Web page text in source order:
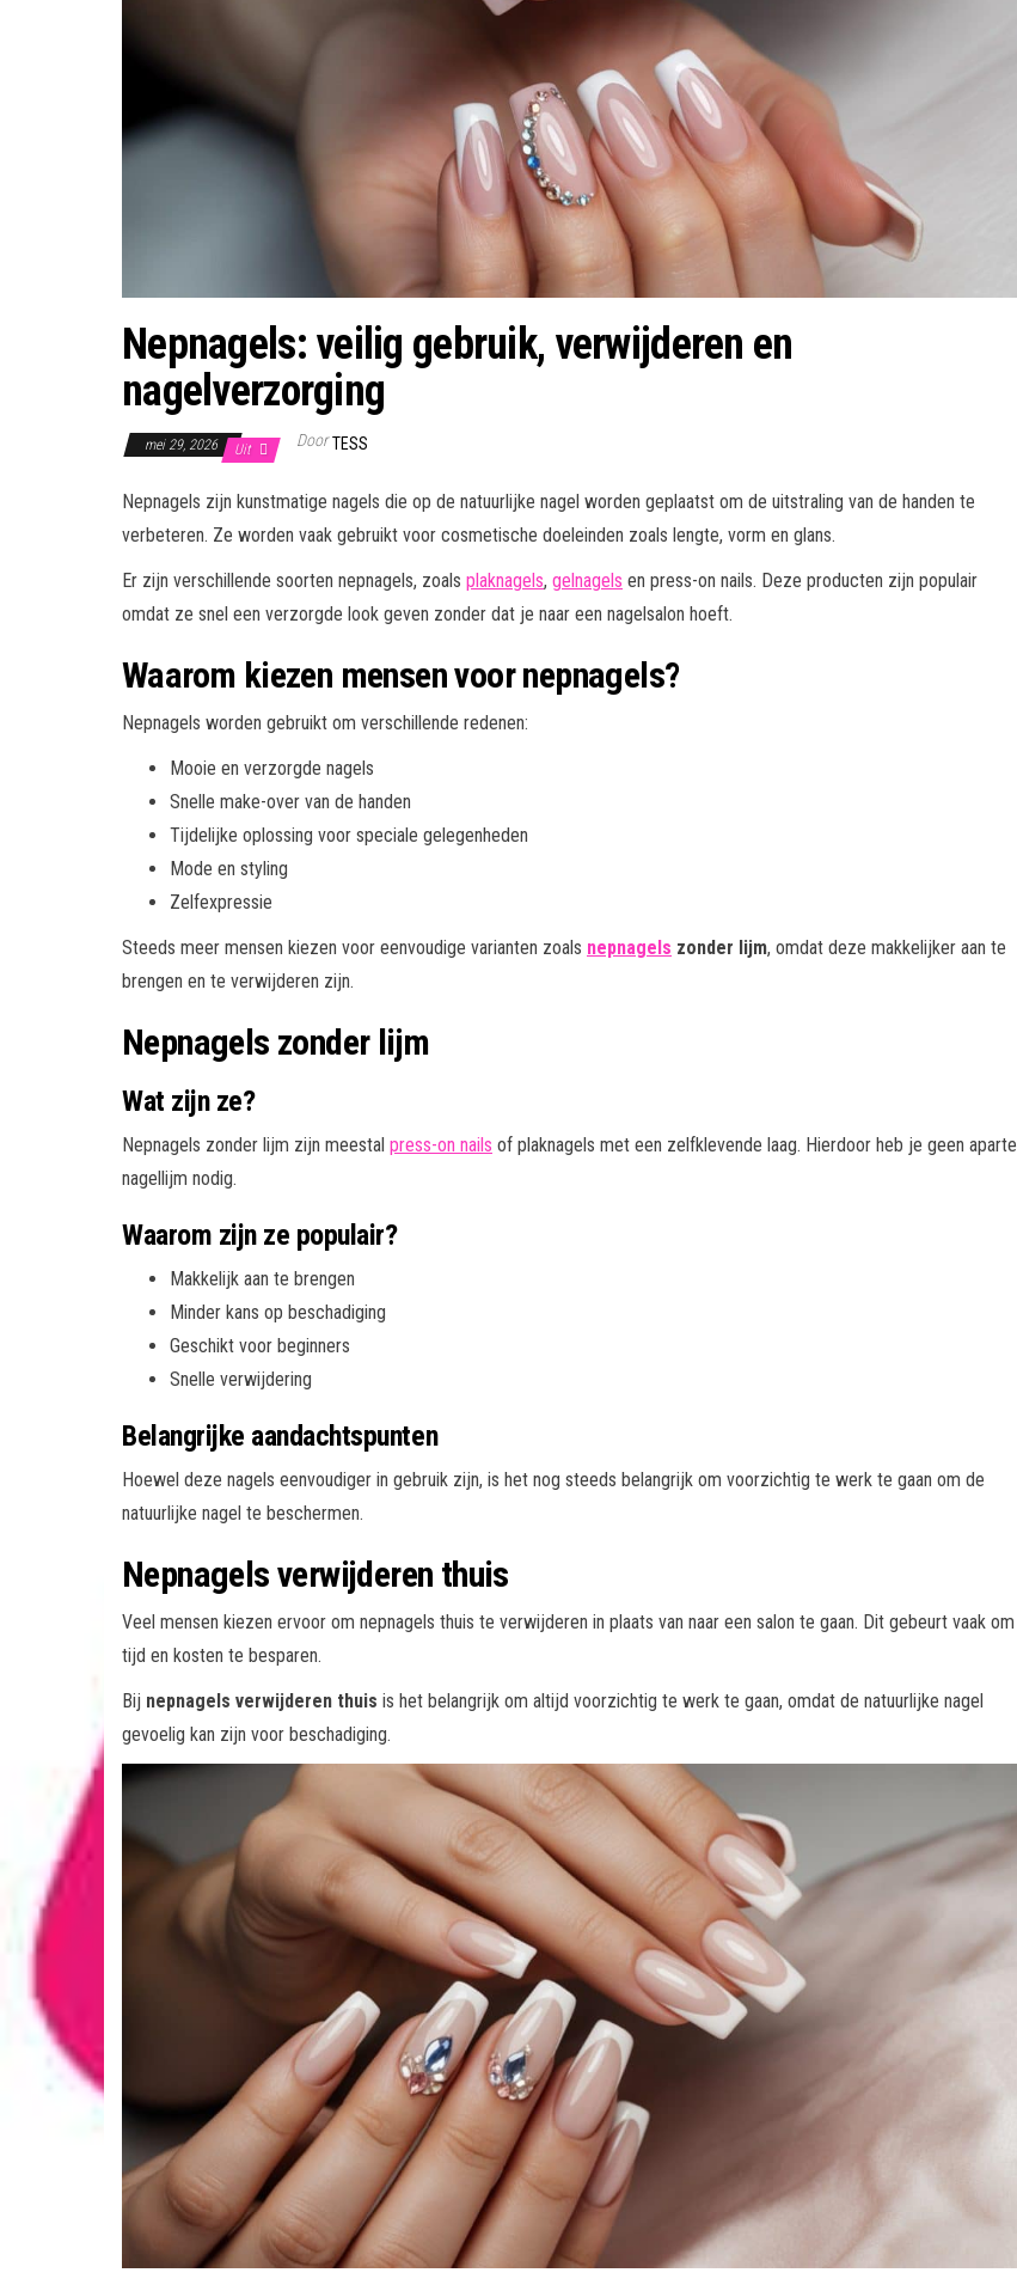
Nepnagels: veilig gebruik, verwijderen en
nagelverzorging
mei 29, 2026 Uit Door TESS
Nepnagels zijn kunstmatige nagels die op de natuurlijke nagel worden geplaatst om de uitstraling van de handen te
verbeteren. Ze worden vaak gebruikt voor cosmetische doeleinden zoals lengte, vorm en glans.
Er zijn verschillende soorten nepnagels, zoals plaknagels, gelnagels en press-on nails. Deze producten zijn populair
omdat ze snel een verzorgde look geven zonder dat je naar een nagelsalon hoeft.
Waarom kiezen mensen voor nepnagels?
Nepnagels worden gebruikt om verschillende redenen:
Mooie en verzorgde nagels
Snelle make-over van de handen
Tijdelijke oplossing voor speciale gelegenheden
Mode en styling
Zelfexpressie
Steeds meer mensen kiezen voor eenvoudige varianten zoals nepnagels zonder lijm, omdat deze makkelijker aan te
brengen en te verwijderen zijn.
Nepnagels zonder lijm
Wat zijn ze?
Nepnagels zonder lijm zijn meestal press-on nails of plaknagels met een zelfklevende laag. Hierdoor heb je geen aparte
nagellijm nodig.
Waarom zijn ze populair?
Makkelijk aan te brengen
Minder kans op beschadiging
Geschikt voor beginners
Snelle verwijdering
Belangrijke aandachtspunten
Hoewel deze nagels eenvoudiger in gebruik zijn, is het nog steeds belangrijk om voorzichtig te werk te gaan om de
natuurlijke nagel te beschermen.
Nepnagels verwijderen thuis
Veel mensen kiezen ervoor om nepnagels thuis te verwijderen in plaats van naar een salon te gaan. Dit gebeurt vaak om
tijd en kosten te besparen.
Bij nepnagels verwijderen thuis is het belangrijk om altijd voorzichtig te werk te gaan, omdat de natuurlijke nagel
gevoelig kan zijn voor beschadiging.